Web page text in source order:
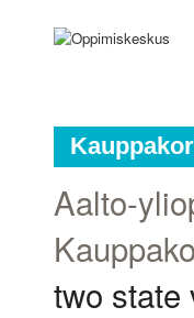
Aalto-
two state